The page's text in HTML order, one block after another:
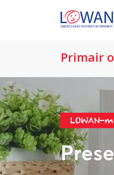
Primair
LOWAN-